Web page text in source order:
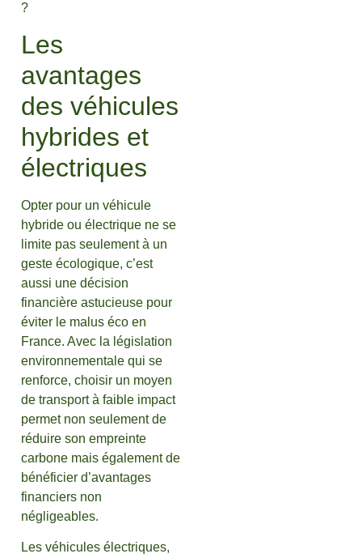
Les
avantages
des véhicules
hybrides et
électriques
Opter pour un véhicule
hybride ou électrique ne se
limite pas seulement à un
geste écologique, c’est
aussi une décision
financière astucieuse pour
éviter le malus éco en
France. Avec la législation
environnementale qui se
renforce, choisir un moyen
de transport à faible impact
permet non seulement de
réduire son empreinte
carbone mais également de
bénéficier d’avantages
financiers non
négligeables.
Les véhicules électriques,